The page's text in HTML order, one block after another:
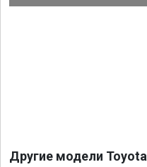
Другие модели Toyota